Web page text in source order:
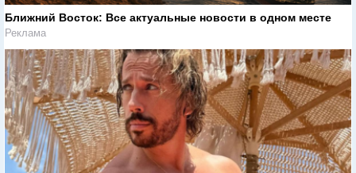
Ближний Восток: Все актуальные новости в одном месте
Реклама